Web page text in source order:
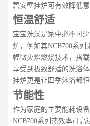
碧安壁挂炉可有效降低意
恒温舒适
宝宝洗澡是家中必不可
炉，例如其NCB700系
幅微火焰燃烧技术，搭
享受到极致舒适的洗浴
挂炉更是让四季沐浴都
节能性
作为家庭的主要能耗设
NCB700系列热效率可高